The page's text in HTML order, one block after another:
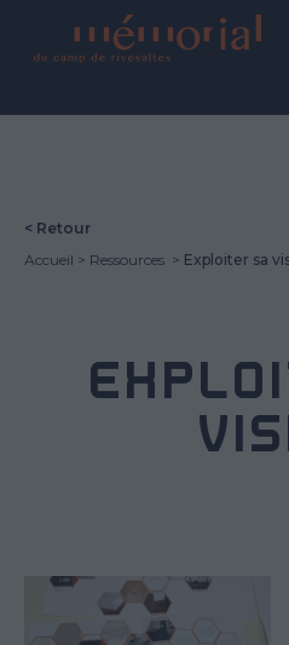
< Retour
Accueil
Ressources Exploiter sa